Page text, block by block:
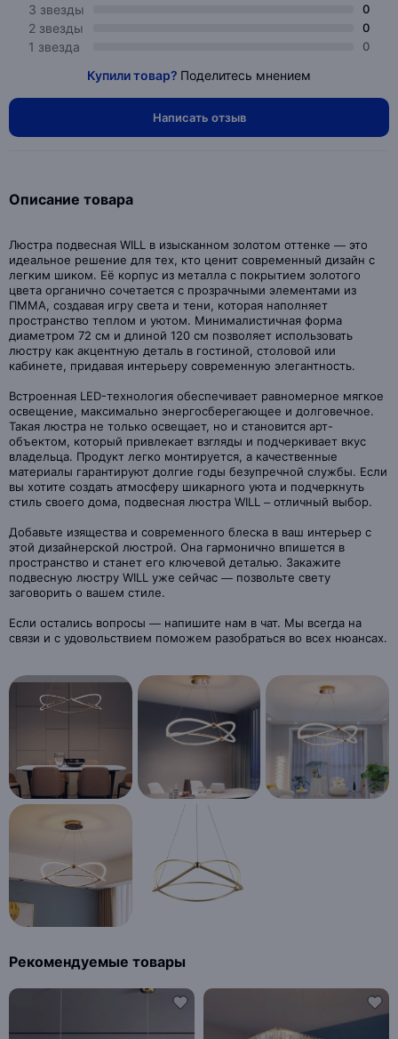
3 звезды 0
2 звезды 0
1 звезда 0
Купили товар? Поделитесь мнением
Написать отзыв
Описание товара
Люстра подвесная WILL в изысканном золотом оттенке — это
идеальное решение для тех, кто ценит современный дизайн с
легким шиком. Её корпус из металла с покрытием золотого
цвета органично сочетается с прозрачными элементами из
ПММА, создавая игру света и тени, которая наполняет
пространство теплом и уютом. Минималистичная форма
диаметром 72 см и длиной 120 см позволяет использовать
люстру как акцентную деталь в гостиной, столовой или
кабинете, придавая интерьеру современную элегантность.
Встроенная LED-технология обеспечивает равномерное мягкое
освещение, максимально энергосберегающее и долговечное.
Такая люстра не только освещает, но и становится арт-
объектом, который привлекает взгляды и подчеркивает вкус
владельца. Продукт легко монтируется, а качественные
материалы гарантируют долгие годы безупречной службы. Если
вы хотите создать атмосферу шикарного уюта и подчеркнуть
стиль своего дома, подвесная люстра WILL – отличный выбор.
Добавьте изящества и современного блеска в ваш интерьер с
этой дизайнерской люстрой. Она гармонично впишется в
пространство и станет его ключевой деталью. Закажите
подвесную люстру WILL уже сейчас — позвольте свету
заговорить о вашем стиле.
Если остались вопросы — напишите нам в чат. Мы всегда на
связи и с удовольствием поможем разобраться во всех нюансах.
Рекомендуемые товары